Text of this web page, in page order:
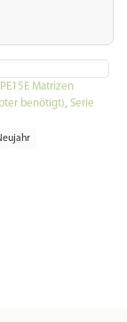
Matrizen
benötigt), Serie